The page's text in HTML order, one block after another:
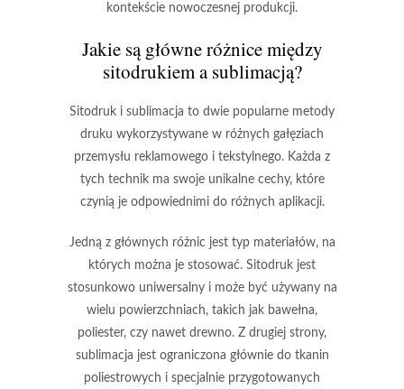
kontekście nowoczesnej produkcji.
Jakie są główne różnice między
sitodrukiem a sublimacją?
Sitodruk i sublimacja to dwie popularne metody
druku wykorzystywane w różnych gałęziach
przemysłu reklamowego i tekstylnego. Każda z
tych technik ma swoje unikalne cechy, które
czynią je odpowiednimi do różnych aplikacji.
Jedną z głównych różnic jest typ materiałów, na
których można je stosować. Sitodruk jest
stosunkowo uniwersalny i może być używany na
wielu powierzchniach, takich jak bawełna,
poliester, czy nawet drewno. Z drugiej strony,
sublimacja jest ograniczona głównie do tkanin
poliestrowych i specjalnie przygotowanych